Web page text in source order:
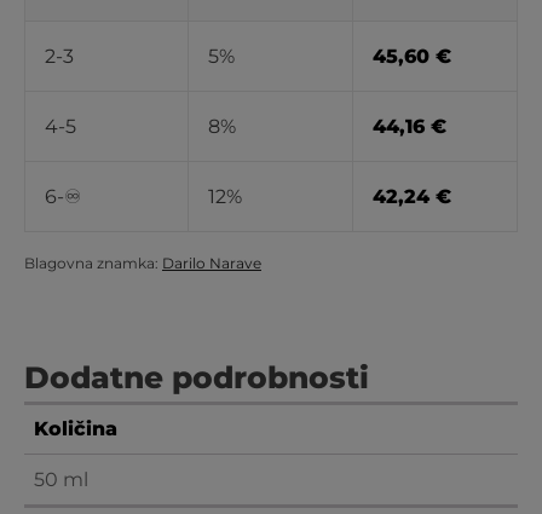
2-3 5% 45,60 €
4-5 8% 44,16 €
6-♾️ 12% 42,24 €
Blagovna znamka: Darilo Narave
Dodatne podrobnosti
Količina
50 ml